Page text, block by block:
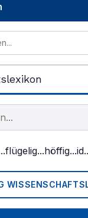
suchen
...höffig...id